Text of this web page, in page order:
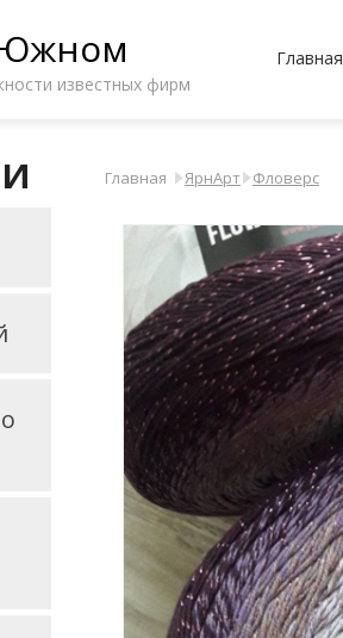
Южном
известных фирм
Главная
Главная ЯрнАрт Фловерс